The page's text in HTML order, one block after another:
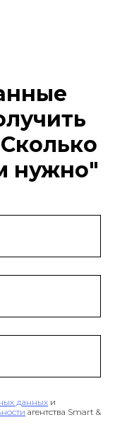
нужно"
данных и
агентства Smart &